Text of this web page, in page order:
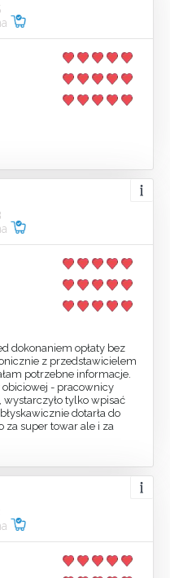
dokonaniem opłaty bez
z przedstawicielem
potrzebne informacje.
- pracownicy
tylko wpisać
dotarła do
za super towar ale i za